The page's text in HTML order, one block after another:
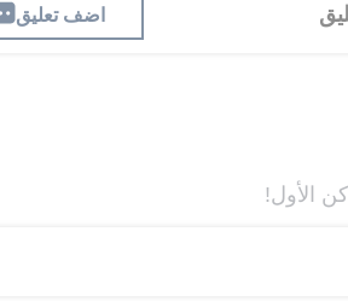
اضف تعليق
الأول!